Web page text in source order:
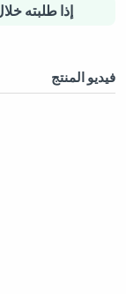
إذا طلبته
فيديو المنتج